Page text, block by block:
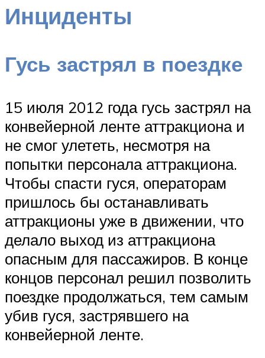
Инциденты
Гусь застрял в поездке
15 июля 2012 года гусь застрял на
конвейерной ленте аттракциона и
не смог улететь, несмотря на
попытки персонала аттракциона.
Чтобы спасти гуся, операторам
пришлось бы останавливать
аттракционы уже в движении, что
делало выход из аттракциона
опасным для пассажиров. В конце
концов персонал решил позволить
поездке продолжаться, тем самым
убив гуся, застрявшего на
конвейерной ленте.